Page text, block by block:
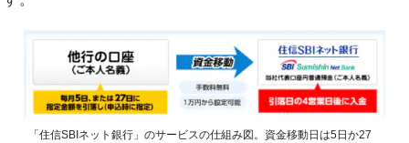
「住信SBIネット銀行」のサービスの仕組み図。資金移動日は5日か27